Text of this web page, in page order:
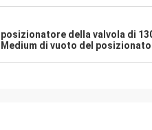
posizionatore della valvola di
Medium di vuoto del